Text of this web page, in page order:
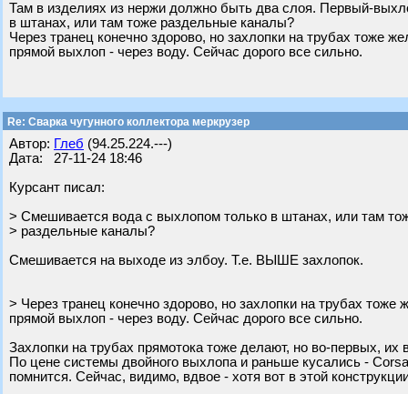
Там в изделиях из нержи должно быть два слоя. Первый-
в штанах, или там тоже раздельные каналы?
Через транец конечно здорово, но захлопки на трубах тоже
прямой выхлоп - через воду. Сейчас дорого все сильно.
Re: Сварка чугунного коллектора меркрузер
Автор: Глеб (94.25.224.---)
Дата: 27-11-24 18:46
Курсант писал:
> Смешивается вода с выхлопом только в штанах, или там
> раздельные каналы?
Смешивается на выходе из элбоу. Т.е. ВЫШЕ захлопок.
> Через транец конечно здорово, но захлопки на трубах
прямой выхлоп - через воду. Сейчас дорого все сильно.
Захлопки на трубах прямотока тоже делают, но во-первых,
По цене системы двойного выхлопа и раньше кусались -
помнится. Сейчас, видимо, вдвое - хотя вот в этой